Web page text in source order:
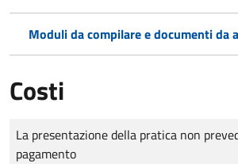
Moduli da compilare e documenti da
Costi
Tipo di pagamento
Importo
La presentazione della pratica non
pagamento